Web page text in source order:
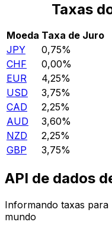
Taxas
Moeda Taxa de Juro
JPY
0,75%
CHF
0,00%
EUR
4,25%
USD
3,75%
CAD
2,25%
AUD
3,60%
NZD
2,25%
GBP
3,75%
API de dados
Informando taxas para
mundo